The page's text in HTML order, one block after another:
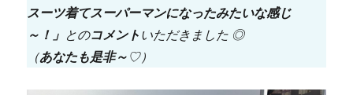
スーツ着てスーパーマンになったみたいな感じ
～！」 とのコメント いただきました ◎
（あなたも是非～ ♡）